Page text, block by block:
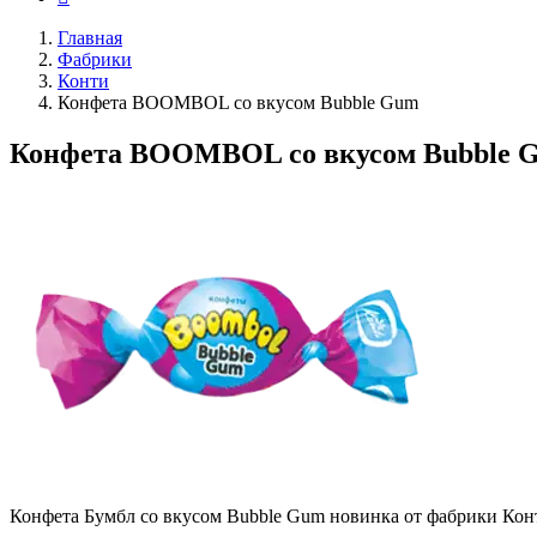
Главная
Фабрики
Конти
Конфета BOOMBOL со вкусом Bubble Gum
Конфета BOOMBOL со вкусом Bubble
Конфета Бумбл со вкусом Bubble Gum новинка от фабрики